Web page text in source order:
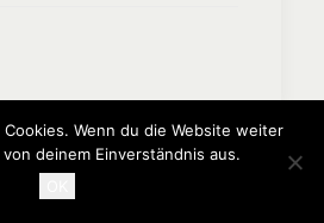
Wenn du die Website weiter
deinem Einverständnis aus.